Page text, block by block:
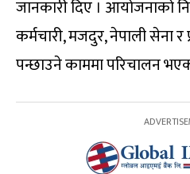
जानकारी दिए । आयोजनाको
कर्मचारी, मजदुर, नेपाली सेना र
पन्छाउने काममा परिचालन